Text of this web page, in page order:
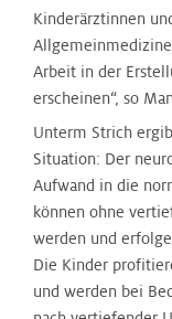
Kinderärztinnen
Arbeit in der
erscheinen“, so
Unterm Strich
Situation: Der
Aufwand in die
können ohne
werden und
Die Kinder
und werden bei